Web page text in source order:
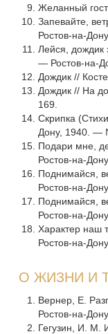
Желанный
Запевайте,
Ростов-на-
Лейся, дождик
— Ростов-на-
Дождик //
Дождик // На
169.
Скрипка
Дону, 1940. —
Подари мне,
Ростов-на-
Поднимайся,
Ростов-на-
Поднимайся,
Ростов-на-
Характер наш
Ростов-на-
О ЖИЗНИ И
Вернер, Е.
Ростов-на-
Гегузин, И. М.